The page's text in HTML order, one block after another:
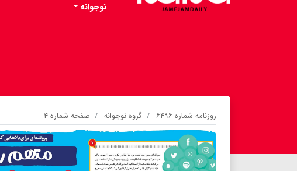
نوجوانه
روزنامه شماره ۶۴۹۶ گروه نوجوانه
صفحه شماره ۴